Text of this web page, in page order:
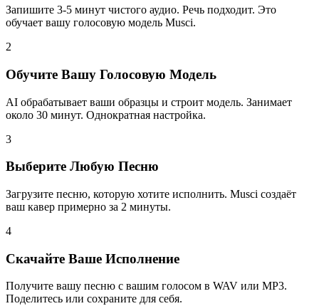
Запишите 3-5 минут чистого аудио. Речь подходит. Это
обучает вашу голосовую модель Musci.
2
Обучите Вашу Голосовую Модель
AI обрабатывает ваши образцы и строит модель. Занимает
около 30 минут. Однократная настройка.
3
Выберите Любую Песню
Загрузите песню, которую хотите исполнить. Musci создаёт
ваш кавер примерно за 2 минуты.
4
Скачайте Ваше Исполнение
Получите вашу песню с вашим голосом в WAV или MP3.
Поделитесь или сохраните для себя.